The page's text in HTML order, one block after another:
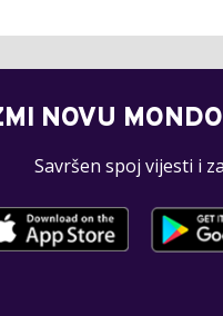
NOVU
Savršen spoj vijesti i